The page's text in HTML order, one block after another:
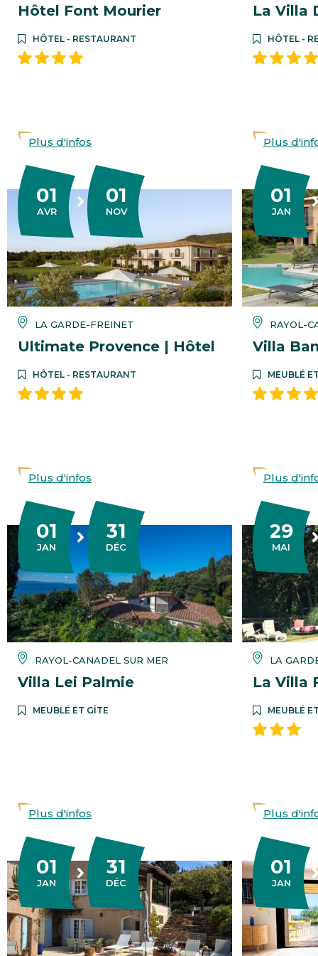
Hôtel Font Mourier
HÔTEL - RESTAURANT
Plus d'infos
La Villa
HÔTEL -
Plus
LA GARDE-FREINET
Ultimate Provence | Hôtel
DU 01
AVRIL
AU 01
NOVEMBRE
HÔTEL - RESTAURANT
Plus d'infos
RAYOL-
Villa
DU 01
JANVIER
AU
MEUBLÉ
Plus
RAYOL-CANADEL SUR MER
Villa Lei Palmie
01
JAN
31
DÉCEMBRE
MEUBLÉ ET GÎTE
Plus d'infos
LA
La Villa
DU 29
MAI
AU
MEUBLÉ
Plus
DU 01
JAN VIER
AU 31
DÉCEMBRE DU 01
JANVIER
AU